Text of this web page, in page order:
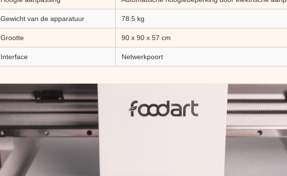
Gewicht van de apparatuur 78.5 kg
Grootte 90 x 90 x 57 cm
Interface Netwerkpoort